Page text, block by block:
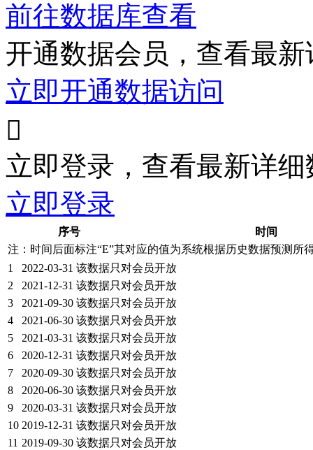
前往数据库查看
开通数据会员，查看最
立即开通数据访问

立即登录，查看最新详细
立即登录
序号
时间
注：时间后面标注“E”其对应的值为系统根据历史数据预测所
1
2022-03-31 该数据只对会员开放
2
2021-12-31 该数据只对会员开放
3
2021-09-30 该数据只对会员开放
4
2021-06-30 该数据只对会员开放
5
2021-03-31 该数据只对会员开放
6
2020-12-31 该数据只对会员开放
7
2020-09-30 该数据只对会员开放
8
2020-06-30 该数据只对会员开放
9
2020-03-31 该数据只对会员开放
10 2019-12-31 该数据只对会员开放
11 2019-09-30 该数据只对会员开放